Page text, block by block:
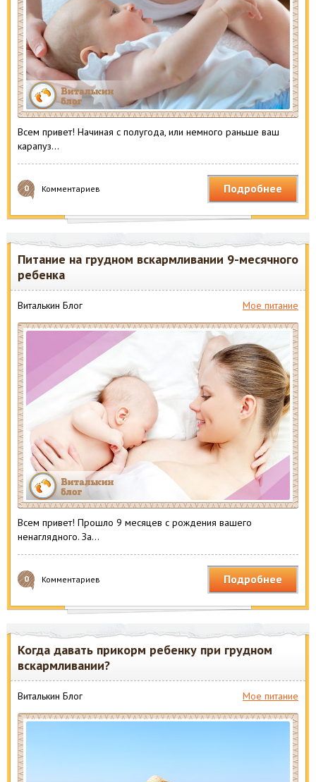
Всем привет! Начиная с полугода, или немного раньше ваш
карапуз…
0 Комментариев Подробнее
Питание на грудном вскармливании 9-месячного
ребенка
Виталькин Блог Мое питание
Всем привет! Прошло 9 месяцев с рождения вашего
ненаглядного. За…
0 Комментариев Подробнее
Когда давать прикорм ребенку при грудном
вскармливании?
Виталькин Блог Мое питание